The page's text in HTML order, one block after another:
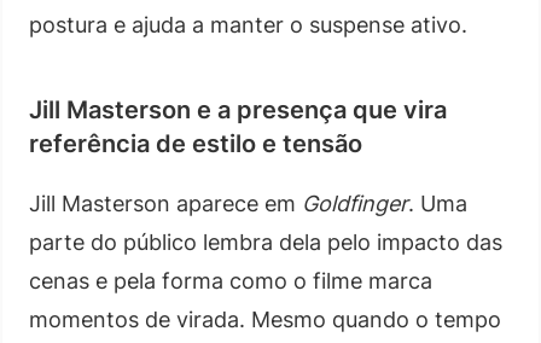
postura e ajuda a manter o suspense ativo.
Jill Masterson e a presença que vira
referência de estilo e tensão
Jill Masterson aparece em Goldfinger. Uma
parte do público lembra dela pelo impacto das
cenas e pela forma como o filme marca
momentos de virada. Mesmo quando o tempo